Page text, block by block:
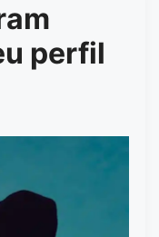
perfil